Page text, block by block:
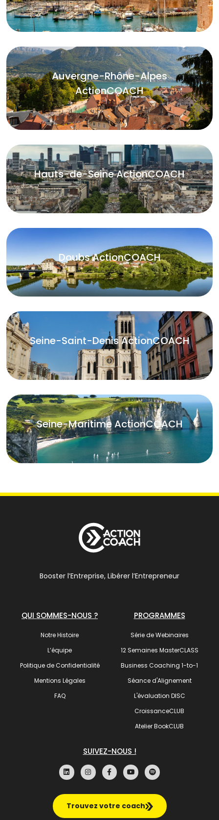
Auvergne-Rhône-Alpes
ActionCOACH
Hauts-de-Seine ActionCOACH
Doubs ActionCOACH
Seine-Saint-Denis ActionCOACH
Seine-Maritime ActionCOACH
Booster l’Entreprise, Libérer l’Entrepreneur
QUI SOMMES-NOUS ?
Notre Histoire
L’équipe
Politique de Confidentialité
Mentions Légales
FAQ
PROGRAMMES
Série de Webinaires
12 Semaines MasterCLASS
Business Coaching 1-to-1
Séance d'Alignement
L'évaluation DISC
CroissanceCLUB
Atelier BookCLUB
SUIVEZ-NOUS !
Trouvez votre coach